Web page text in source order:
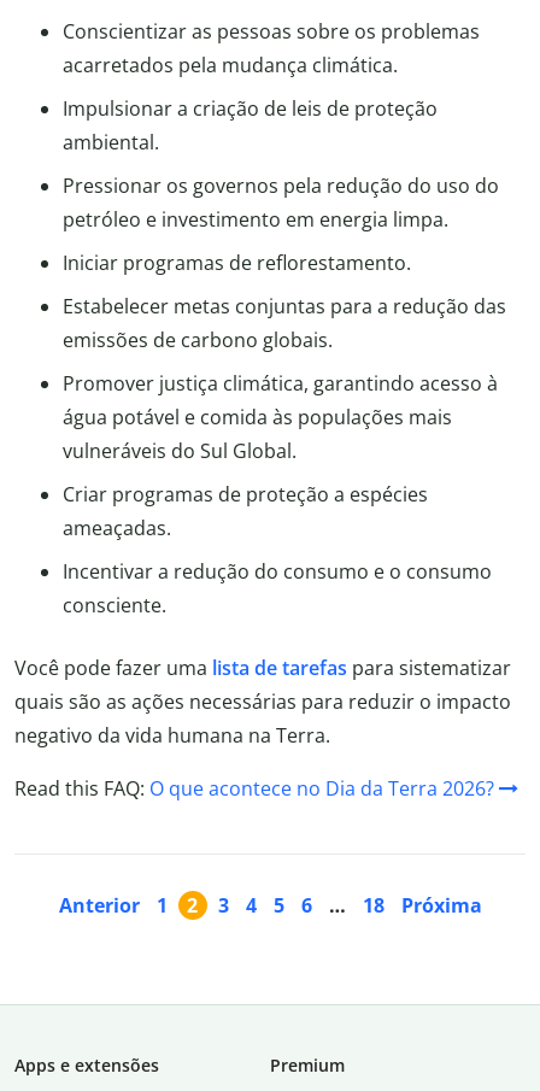
Conscientizar as pessoas sobre os problemas
acarretados pela mudança climática.
Impulsionar a criação de leis de proteção
ambiental.
Pressionar os governos pela redução do uso do
petróleo e investimento em energia limpa.
Iniciar programas de reflorestamento.
Estabelecer metas conjuntas para a redução das
emissões de carbono globais.
Promover justiça climática, garantindo acesso à
água potável e comida às populações mais
vulneráveis do Sul Global.
Criar programas de proteção a espécies
ameaçadas.
Incentivar a redução do consumo e o consumo
consciente.
Você pode fazer uma lista de tarefas para sistematizar
quais são as ações necessárias para reduzir o impacto
negativo da vida humana na Terra.
Read this FAQ: O que acontece no Dia da Terra 2026?
Anterior 1 2 3 4 5 6 … 18 Próxima
Apps e extensões
Premium